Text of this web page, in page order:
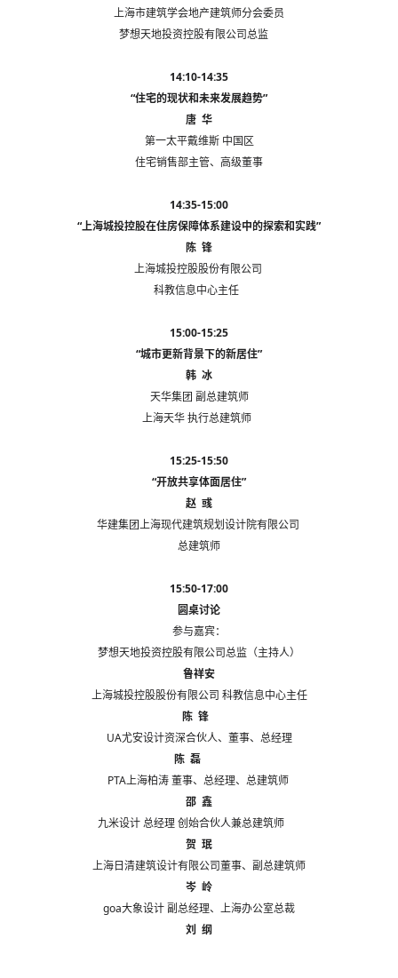
上海市建筑学会地产建筑师分会委员
梦想天地投资控股有限公司总监
14:10-14:35
“住宅的现状和未来发展趋势”
唐 华
第一太平戴维斯 中国区
住宅销售部主管、高级董事
14:35-15:00
“上海城投控股在住房保障体系建设中的探索和实践”
陈 锋
上海城投控股股份有限公司
科教信息中心主任
15:00-15:25
“城市更新背景下的新居住”
韩 冰
天华集团 副总建筑师
上海天华 执行总建筑师
15:25-15:50
“开放共享体面居住”
赵 彧
华建集团上海现代建筑规划设计院有限公司
总建筑师
15:50-17:00
圆桌讨论
参与嘉宾：
梦想天地投资控股有限公司总监（主持人）
鲁祥安
上海城投控股股份有限公司 科教信息中心主任
陈 锋
UA尤安设计资深合伙人、董事、总经理
陈 磊
PTA上海柏涛 董事、总经理、总建筑师
邵 鑫
九米设计 总经理 创始合伙人兼总建筑师
贺 珉
上海日清建筑设计有限公司董事、副总建筑师
岑 岭
goa大象设计 副总经理、上海办公室总裁
刘 纲